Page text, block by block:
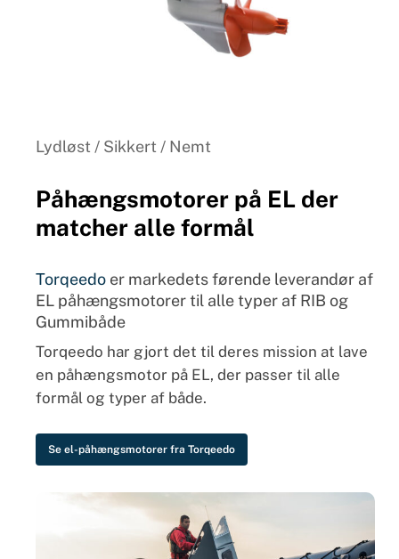
Lydløst / Sikkert / Nemt
Påhængsmotorer på EL der
matcher alle formål
Torqeedo er markedets førende leverandør af
EL påhængsmotorertil alle typer af RIB og
Gummibåde
Torqeedo har gjort det til deres mission at lave
en påhængsmotor på EL, der passer til alle
formål og typer af både.
Se el-påhængsmotorer fra Torqeedo